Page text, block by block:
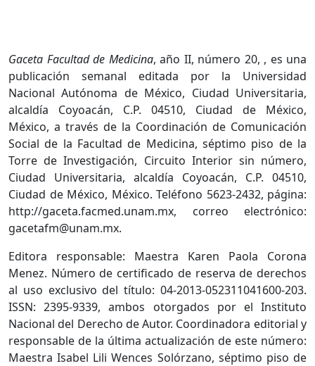
Gaceta Facultad de Medicina, año II, número 20, , es una
publicación semanal editada por la Universidad
Nacional Autónoma de México, Ciudad Universitaria,
alcaldía Coyoacán, C.P. 04510, Ciudad de México,
México, a través de la Coordinación de Comunicación
Social de la Facultad de Medicina, séptimo piso de la
Torre de Investigación, Circuito Interior sin número,
Ciudad Universitaria, alcaldía Coyoacán, C.P. 04510,
Ciudad de México, México. Teléfono 5623-2432, página:
http://gaceta.facmed.unam.mx, correo electrónico:
gacetafm@unam.mx.
Editora responsable: Maestra Karen Paola Corona
Menez. Número de certificado de reserva de derechos
al uso exclusivo del título: 04-2013-052311041600-203.
ISSN: 2395-9339, ambos otorgados por el Instituto
Nacional del Derecho de Autor. Coordinadora editorial y
responsable de la última actualización de este número:
Maestra Isabel Lili Wences Solórzano, séptimo piso de